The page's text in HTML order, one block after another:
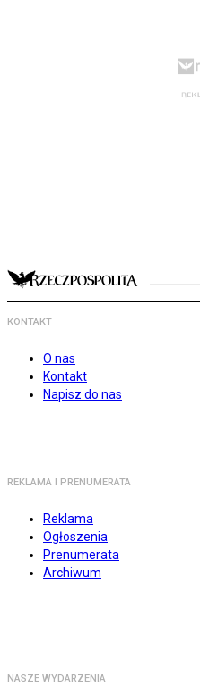
KONTAKT
O nas
Kontakt
Napisz do nas
REKLAMA I PRENUMERATA
Reklama
Ogłoszenia
Prenumerata
Archiwum
NASZE WYDARZENIA